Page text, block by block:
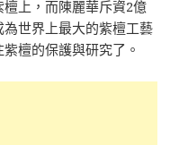
上，而陳麗華斥資2億
世界上最大的紫檀工藝
檀的保護與研究了。